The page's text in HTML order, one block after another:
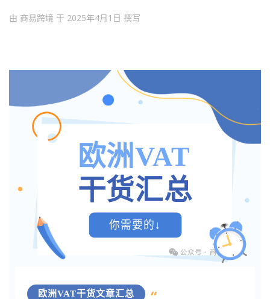
由 商易跨境 于 2025年4月1日 撰写
欧洲VAT
干货汇总
你需要的↓
欧洲VAT干货文章汇总